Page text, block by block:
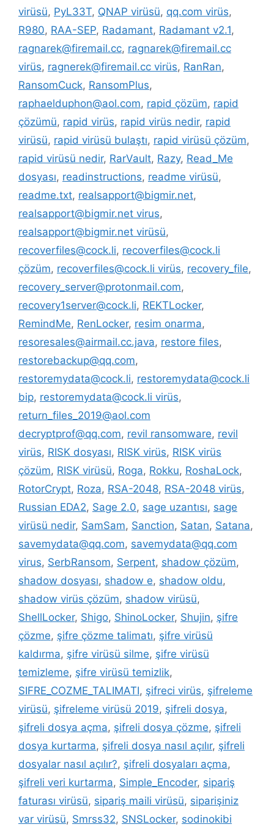
virüsü, PyL33T, QNAP virüsü, qq.com virüs,
R980, RAA-SEP, Radamant, Radamant v2.1,
ragnarek@firemail.cc, ragnarek@firemail.cc
virüs, ragnerek@firemail.cc virüs, RanRan,
RansomCuck, RansomPlus,
raphaelduphon@aol.com, rapid çözüm, rapid
çözümü, rapid virüs, rapid virüs nedir, rapid
virüsü, rapid virüsü bulaştı, rapid virüsü çözüm,
rapid virüsü nedir, RarVault, Razy, Read_Me
dosyası, readinstructions, readme virüsü,
readme.txt, realsapport@bigmir.net,
realsapport@bigmir.net virus,
realsapport@bigmir.net virüsü,
recoverfiles@cock.li, recoverfiles@cock.li
çözüm, recoverfiles@cock.li virüs, recovery_file,
recovery_server@protonmail.com,
recovery1server@cock.li, REKTLocker,
RemindMe, RenLocker, resim onarma,
resoresales@airmail.cc.java, restore files,
restorebackup@qq.com,
restoremydata@cock.li, restoremydata@cock.li
bip, restoremydata@cock.li virüs,
return_files_2019@aol.com
decryptprof@qq.com, revil ransomware, revil
virüs, RISK dosyası, RISK virüs, RISK virüs
çözüm, RISK virüsü, Roga, Rokku, RoshaLock,
RotorCrypt, Roza, RSA-2048, RSA-2048 virüs,
Russian EDA2, Sage 2.0, sage uzantısı, sage
virüsü nedir, SamSam, Sanction, Satan, Satana,
savemydata@qq.com, savemydata@qq.com
virus, SerbRansom, Serpent, shadow çözüm,
shadow dosyası, shadow e, shadow oldu,
shadow virüs çözüm, shadow virüsü,
ShellLocker, Shigo, ShinoLocker, Shujin, şifre
çözme, şifre çözme talimatı, şifre virüsü
kaldırma, şifre virüsü silme, şifre virüsü
temizleme, şifre virüsü temizlik,
SIFRE_COZME_TALIMATI, şifreci virüs, şifreleme
virüsü, şifreleme virüsü 2019, şifreli dosya,
şifreli dosya açma, şifreli dosya çözme, şifreli
dosya kurtarma, şifreli dosya nasıl açılır, şifreli
dosyalar nasıl açılır?, şifreli dosyaları açma,
şifreli veri kurtarma, Simple_Encoder, sipariş
faturası virüsü, sipariş maili virüsü, siparişiniz
var virüsü, Smrss32, SNSLocker, sodinokibi